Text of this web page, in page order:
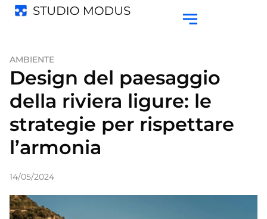
AMBIENTE
Design del paesaggio
della riviera ligure: le
strategie per rispettare
l’armonia
14/05/2024